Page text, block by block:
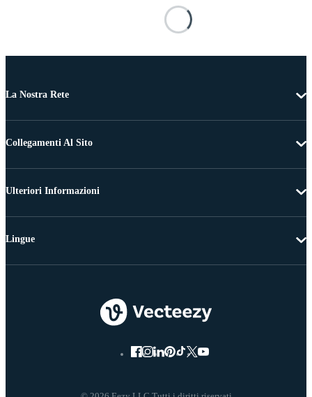
La Nostra Rete
Collegamenti Al Sito
Ulteriori Informazioni
Lingue